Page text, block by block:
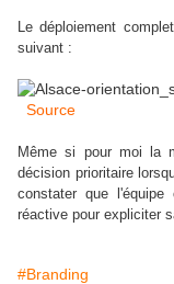
Le déploiement
suivant :
Source
Même si pour moi la
décision prioritaire
constater que
réactive pour expliciter
#Branding